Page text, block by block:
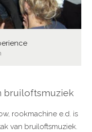
bruiloftsmuziek
rookmachine e.d. is
van bruiloftsmuziek.